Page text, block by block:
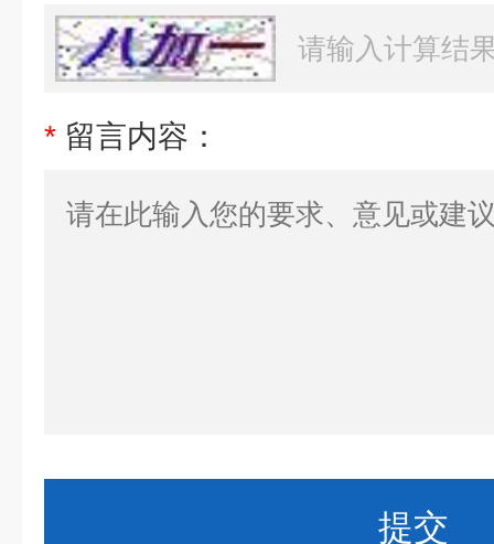
* 留言内容：